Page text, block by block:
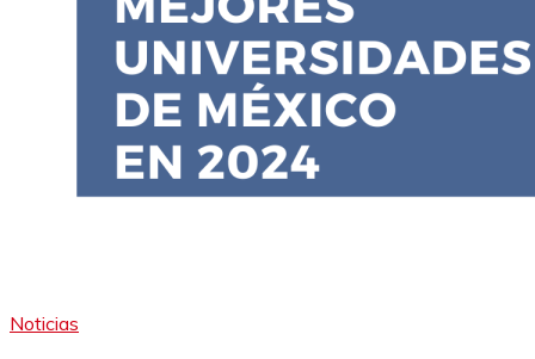
Noticias